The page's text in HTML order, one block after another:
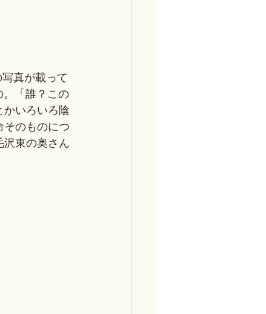
真が載って
。「誰？この
かいろいろ陰
そのものにつ
沢東の奥さん